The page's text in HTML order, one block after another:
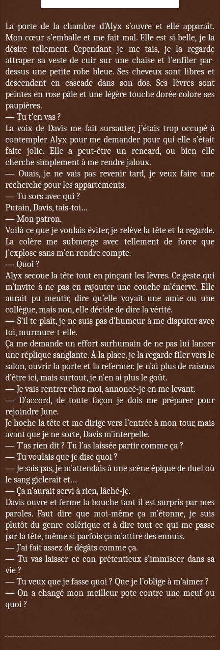
La porte de la chambre d’Alyx s’ouvre et elle apparaît.
Mon cœur s’emballe et me fait mal. Elle est si belle, je la
désire tellement. Cependant je me tais, je la regarde
attraper sa veste de cuir sur une chaise et l’enfiler par-
dessus une petite robe bleue. Ses cheveux sont libres et
descendent en cascade dans son dos. Ses lèvres sont
peintes en rose pâle et une légère touche dorée colore ses
paupières.
— Tu t’en vas ?
La voix de Davis me fait sursauter, j’étais trop occupé à
contempler Alyx pour me demander pour qui elle s’était
faite jolie. Elle a peut-être un rencard, ou bien elle
cherche simplement à me rendre jaloux.
— Ouais, je ne vais pas revenir tard, je veux faire une
recherche pour les appartements.
— Tu sors avec qui ?
Putain, Davis, tais-toi…
— Mon patron.
Voilà ce que je voulais éviter, je relève la tête et la regarde.
La colère me submerge avec tellement de force que
j’explose sans m’en rendre compte.
— Quoi ?
Alyx secoue la tête tout en pinçant les lèvres. Ce geste qui
m’invite à ne pas en rajouter une couche m’énerve. Elle
aurait pu mentir, dire qu’elle voyait une amie ou une
collègue, mais non, elle décide de dire la vérité.
— S’il te plaît, je ne suis pas d’humeur à me disputer avec
toi, murmure-t-elle.
Ça me demande un effort surhumain de ne pas lui lancer
une réplique sanglante. À la place, je la regarde filer vers le
salon, ouvrir la porte et la refermer. Je n’ai plus de raisons
d’être ici, mais surtout, je n’en ai plus le goût.
— Je vais rentrer chez moi, annoncé-je en me levant.
— D’accord, de toute façon je dois me préparer pour
rejoindre June.
Je hoche la tête et me dirige vers l’entrée à mon tour, mais
avant que je ne sorte, Davis m’interpelle.
— T’as rien dit ? Tu l’as laissée partir comme ça ?
— Tu voulais que je dise quoi ?
— Je sais pas, je m’attendais à une scène épique de duel où
le sang giclerait et…
— Ça n’aurait servi à rien, lâché-je.
Davis ouvre et ferme la bouche tant il est surpris par mes
paroles. Faut dire que moi-même ça m’étonne, je suis
plutôt du genre colérique et à dire tout ce qui me passe
par la tête, même si parfois ça m’attire des ennuis.
— J’ai fait assez de dégâts comme ça.
—Tu vas laisser ce con prétentieux s’immiscer dans sa
vie ?
— Tu veux que je fasse quoi ? Que je l’oblige à m’aimer ?
—On a changé mon meilleur pote contre une meuf ou
quoi ?